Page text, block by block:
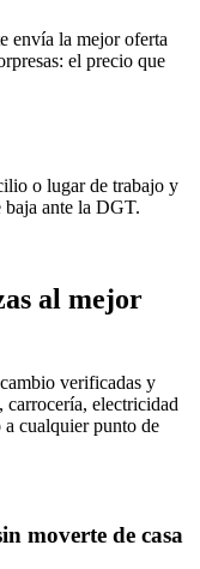
envía la mejor oferta
el precio que
o lugar de trabajo y
baja ante la DGT.
al mejor
verificadas y
carrocería, electricidad
cualquier punto de
moverte de casa